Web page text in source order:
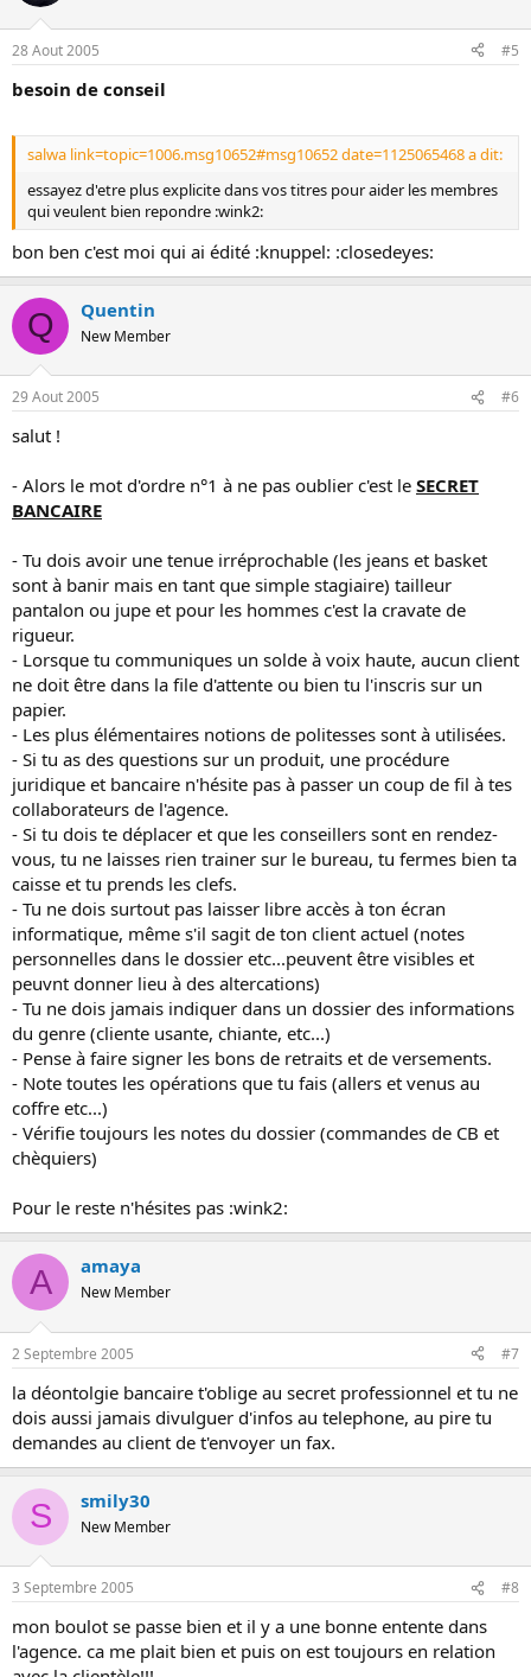
28 Aout 2005 #5
besoin de conseil
salwa link=topic=1006.msg10652#msg10652 date=1125065468 a dit:
essayez d'etre plus explicite dans vos titres pour aider les membres
qui veulent bien repondre :wink2:
bon ben c'est moi qui ai édité :knuppel: :closedeyes:
Q Quentin
New Member
29 Aout 2005 #6
salut !
- Alors le mot d'ordre n°1 à ne pas oublier c'est le SECRET
BANCAIRE
- Tu dois avoir une tenue irréprochable (les jeans et basket
sont à banir mais en tant que simple stagiaire) tailleur
pantalon ou jupe et pour les hommes c'est la cravate de
rigueur.
- Lorsque tu communiques un solde à voix haute, aucun client
ne doit être dans la file d'attente ou bien tu l'inscris sur un
papier.
- Les plus élémentaires notions de politesses sont à utilisées.
- Si tu as des questions sur un produit, une procédure
juridique et bancaire n'hésite pas à passer un coup de fil à tes
collaborateurs de l'agence.
- Si tu dois te déplacer et que les conseillers sont en rendez-
vous, tu ne laisses rien trainer sur le bureau, tu fermes bien ta
caisse et tu prends les clefs.
- Tu ne dois surtout pas laisser libre accès à ton écran
informatique, même s'il sagit de ton client actuel (notes
personnelles dans le dossier etc...peuvent être visibles et
peuvnt donner lieu à des altercations)
- Tu ne dois jamais indiquer dans un dossier des informations
du genre (cliente usante, chiante, etc...)
- Pense à faire signer les bons de retraits et de versements.
- Note toutes les opérations que tu fais (allers et venus au
coffre etc...)
- Vérifie toujours les notes du dossier (commandes de CB et
chèquiers)
Pour le reste n'hésites pas :wink2:
A amaya
New Member
2 Septembre 2005 #7
la déontolgie bancaire t'oblige au secret professionnel et tu ne
dois aussi jamais divulguer d'infos au telephone, au pire tu
demandes au client de t'envoyer un fax.
S smily30
New Member
3 Septembre 2005 #8
mon boulot se passe bien et il y a une bonne entente dans
l'agence. ca me plait bien et puis on est toujours en relation